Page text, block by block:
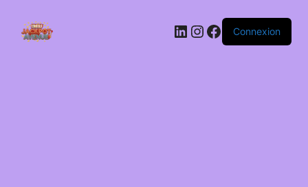
LinkedIn
Instagram
Facebook
Connexion